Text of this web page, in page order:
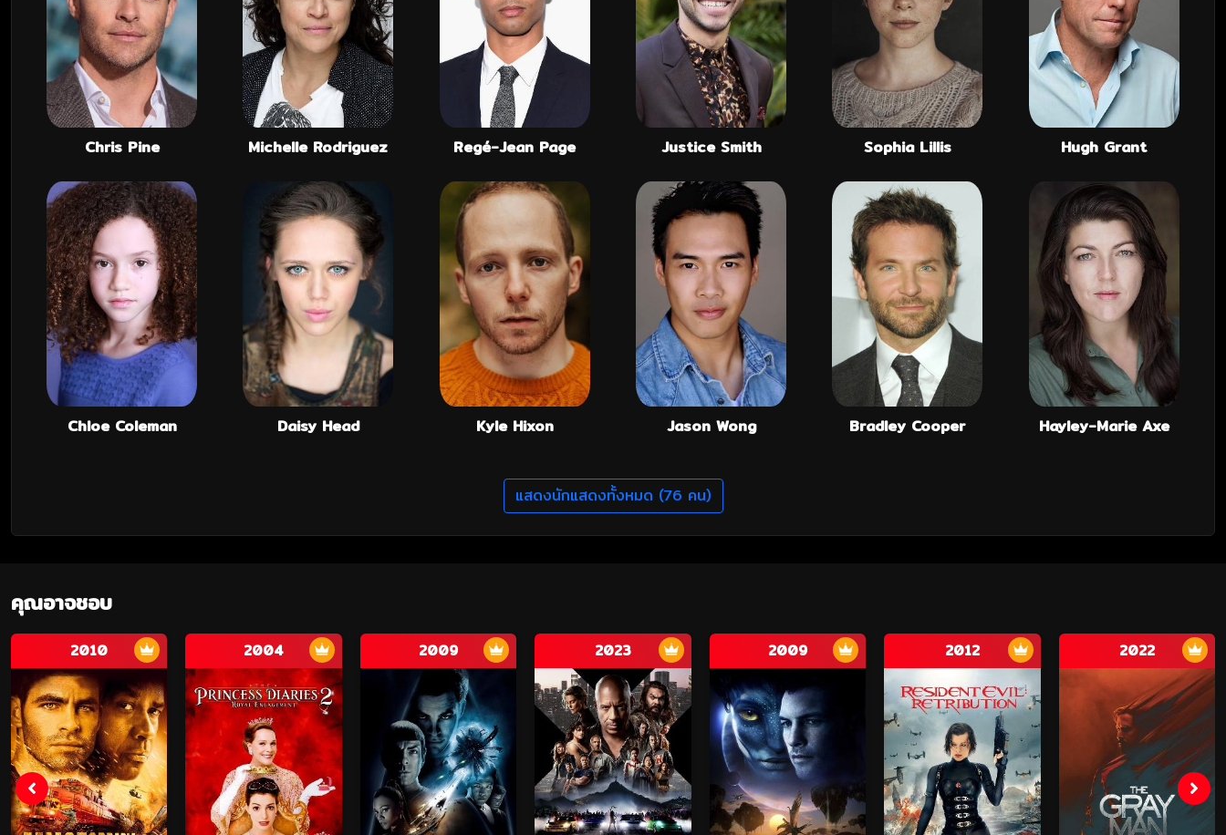
Chris Pine Michelle Rodriguez Regé-Jean Page Justice Smith Sophia Lillis Hugh Grant
Chloe Coleman Daisy Head Kyle Hixon Jason Wong Bradley Cooper Hayley-Marie Axe
แสดงนักแสดงทั้งหมด (76 คน)
คุณอาจชอบ
2010 2004 2009 2023 2009 2012 2022